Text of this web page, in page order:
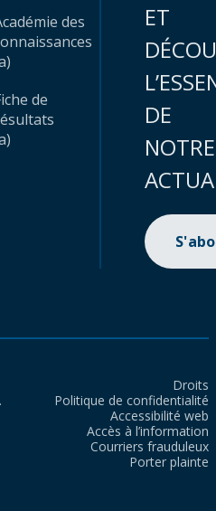
des
de
ET
DE
NOTRE
Droits
Politique de confidentialité
Accessibilité web
Accès à l’information
Courriers frauduleux
Porter plainte